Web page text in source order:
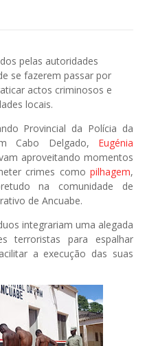
pelas autoridades
se fazerem passar por
actos criminosos e
locais.
Provincial da Polícia da
Cabo Delgado, Eugénia
aproveitando momentos
crimes como pilhagem,
na comunidade de
de Ancuabe.
integrariam uma alegada
terroristas para espalhar
a execução das suas